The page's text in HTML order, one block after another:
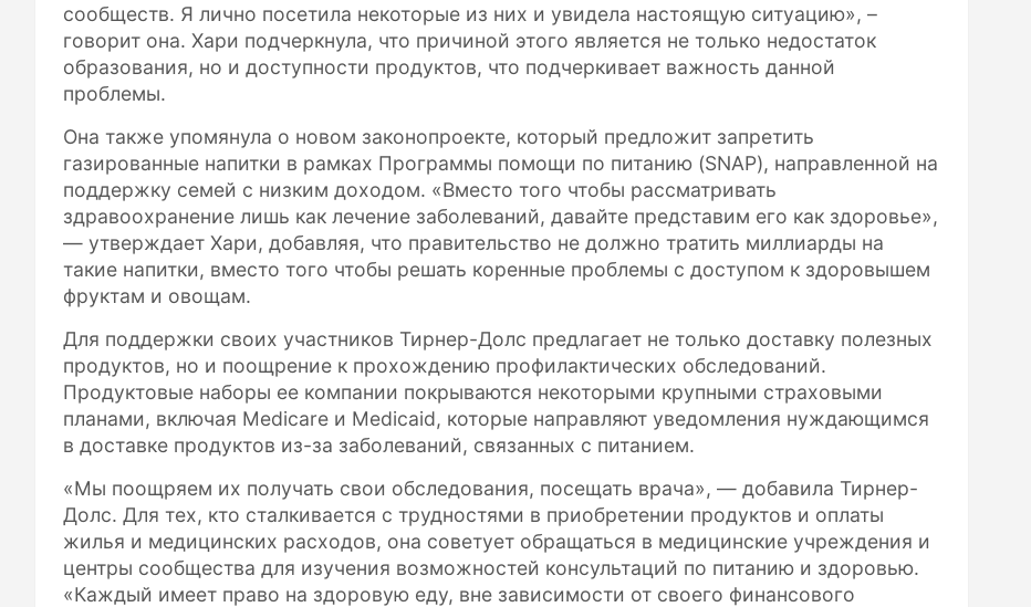
сообществ. Я лично посетила некоторые из них и увидела настоящую ситуацию», –
говорит она. Хари подчеркнула, что причиной этого является не только недостаток
образования, но и доступности продуктов, что подчеркивает важность данной
проблемы.
Она также упомянула о новом законопроекте, который предложит запретить
газированные напитки в рамках Программы помощи по питанию (SNAP), направленной на
поддержку семей с низким доходом. «Вместо того чтобы рассматривать
здравоохранение лишь как лечение заболеваний, давайте представим его как здоровье»,
— утверждает Хари, добавляя, что правительство не должно тратить миллиарды на
такие напитки, вместо того чтобы решать коренные проблемы с доступом к здоровышем
фруктам и овощам.
Для поддержки своих участников Тирнер-Долс предлагает не только доставку полезных
продуктов, но и поощрение к прохождению профилактических обследований.
Продуктовые наборы ее компании покрываются некоторыми крупными страховыми
планами, включая Medicare и Medicaid, которые направляют уведомления нуждающимся
в доставке продуктов из-за заболеваний, связанных с питанием.
«Мы поощряем их получать свои обследования, посещать врача», — добавила Тирнер-
Долс. Для тех, кто сталкивается с трудностями в приобретении продуктов и оплаты
жилья и медицинских расходов, она советует обращаться в медицинские учреждения и
центры сообщества для изучения возможностей консультаций по питанию и здоровью.
«Каждый имеет право на здоровую еду, вне зависимости от своего финансового